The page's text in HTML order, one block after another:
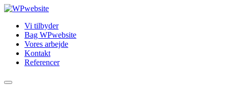
Vi tilbyder
Bag WPwebsite
Vores arbejde
Kontakt
Referencer